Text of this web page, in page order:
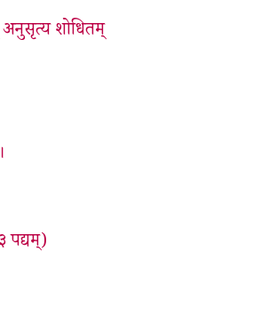
अनुसृत्य शोधितम्
पद्यम्)